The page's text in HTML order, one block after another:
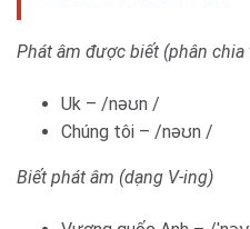
Phát âm được biết (phân
Uk – /nəʊn /
Chúng tôi – /nəʊn /
Biết phát âm (dạng V-ing)